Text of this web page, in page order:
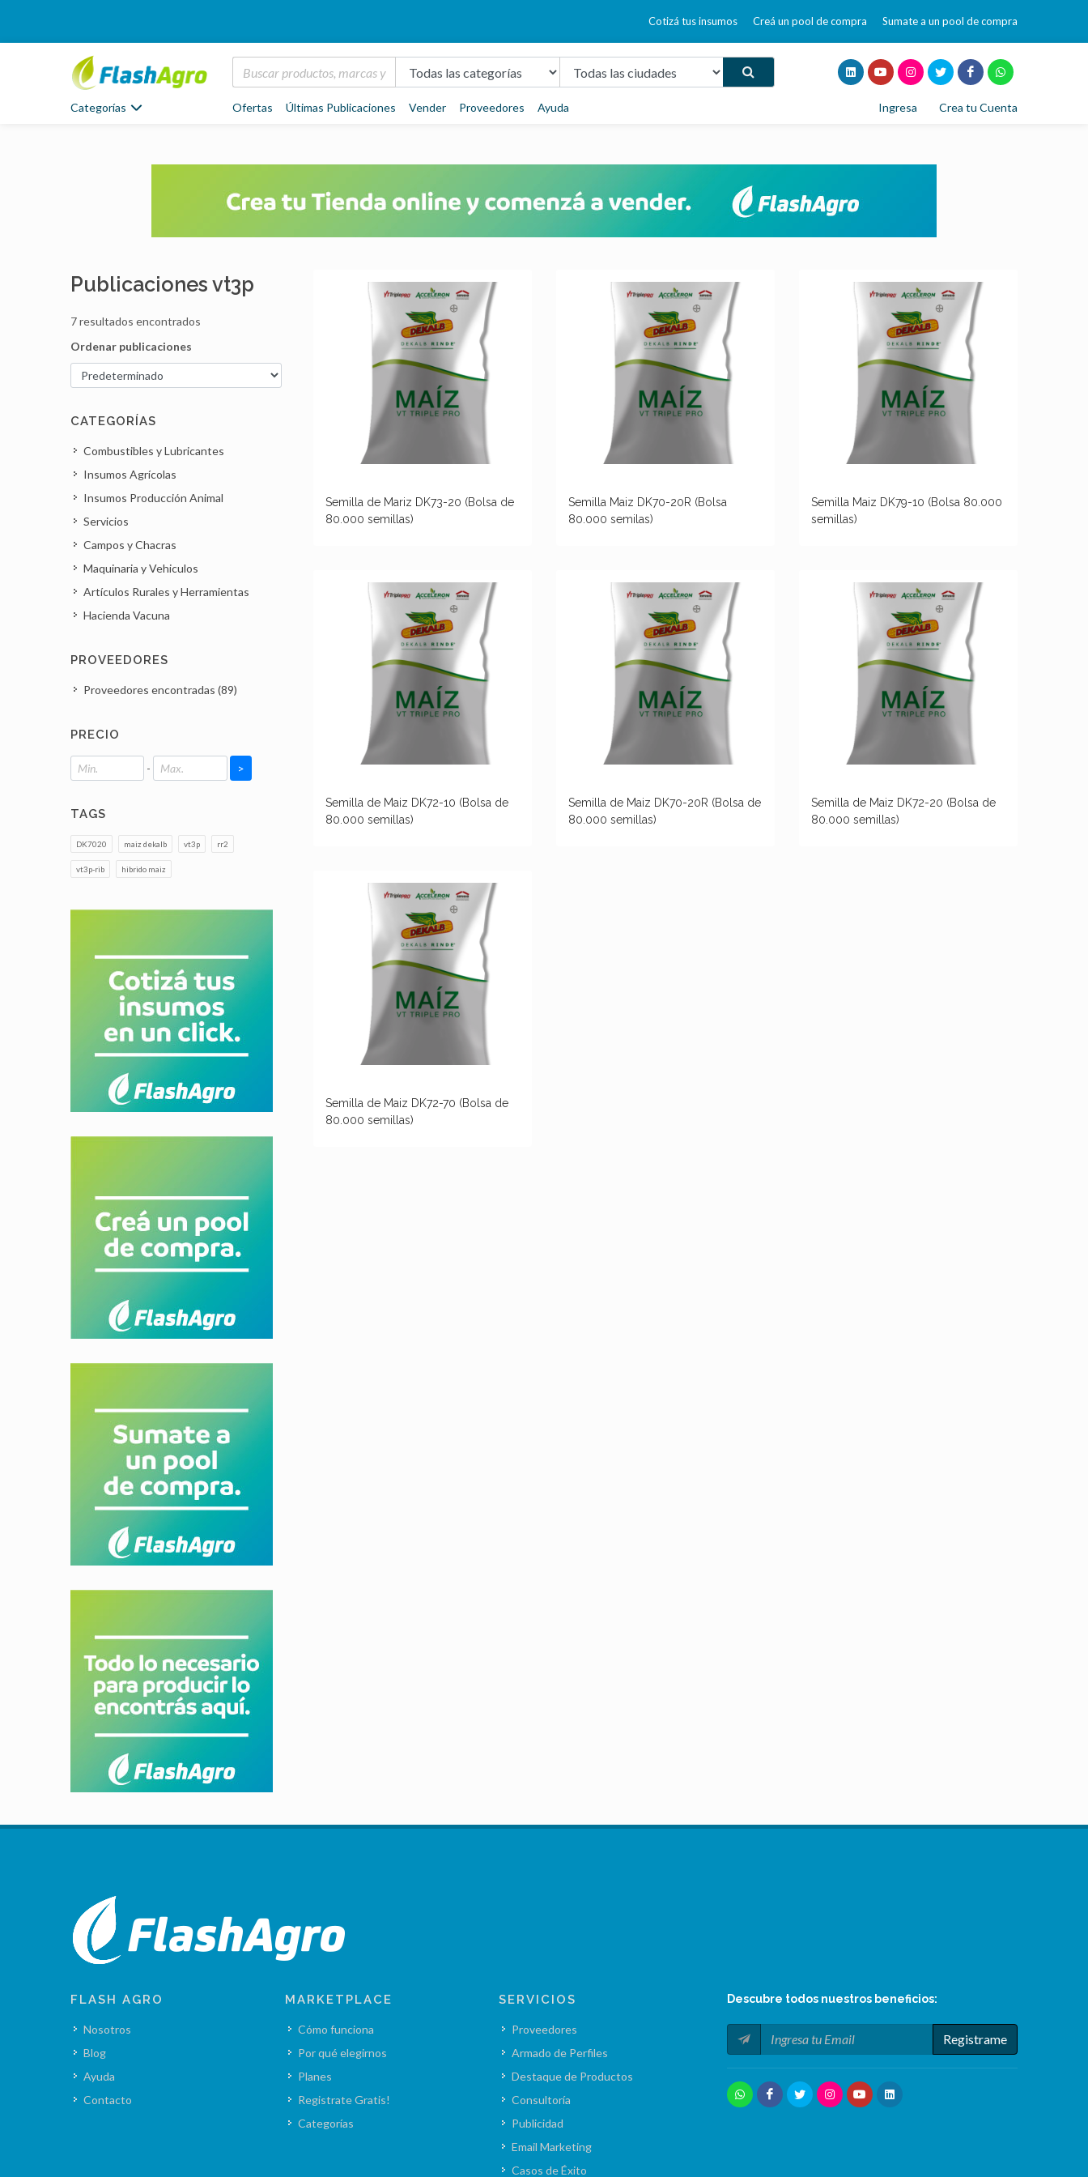
Cotizá tus insumos Creá un pool de compra Sumate a un pool de compra
Categorías Ofertas Últimas Publicaciones Vender Proveedores Ayuda Ingresa Crea tu Cuenta
Semilla de Mariz DK73-20 (Bolsa de
80.000 semillas)
Semilla Maiz DK70-20R (Bolsa
80.000 semilas)
Semilla Maiz DK79-10 (Bolsa 80.000
semillas)
Semilla de Maiz DK72-10 (Bolsa de
80.000 semillas)
Semilla de Maiz DK70-20R (Bolsa de
80.000 semillas)
Semilla de Maiz DK72-20 (Bolsa de
80.000 semillas)
Semilla de Maiz DK72-70 (Bolsa de
80.000 semillas)
Publicaciones vt3p
7 resultados encontrados
Ordenar publicaciones
CATEGORÍAS
Combustibles y Lubricantes
Insumos Agrícolas
Insumos Producción Animal
Servicios
Campos y Chacras
Maquinaria y Vehiculos
Artículos Rurales y Herramientas
Hacienda Vacuna
PROVEEDORES
Proveedores encontradas (89)
PRECIO
- >
TAGS
DK7020 maiz dekalb vt3p rr2
vt3p-rib hibrido maiz
FLASH AGRO
Nosotros
Blog
Ayuda
Contacto
MARKETPLACE
Cómo funciona
Por qué elegirnos
Planes
Registrate Gratis!
Categorías
SERVICIOS
Proveedores
Armado de Perfiles
Destaque de Productos
Consultoría
Publicidad
Email Marketing
Casos de Éxito
Descubre todos nuestros beneficios:
Registrame